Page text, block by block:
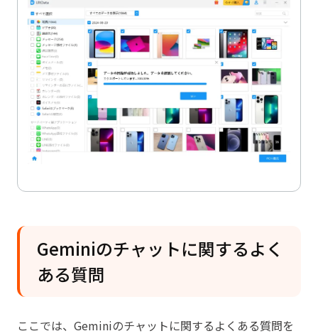
Geminiのチャットに関するよく
ある質問
ここでは、Geminiのチャットに関するよくある質問を